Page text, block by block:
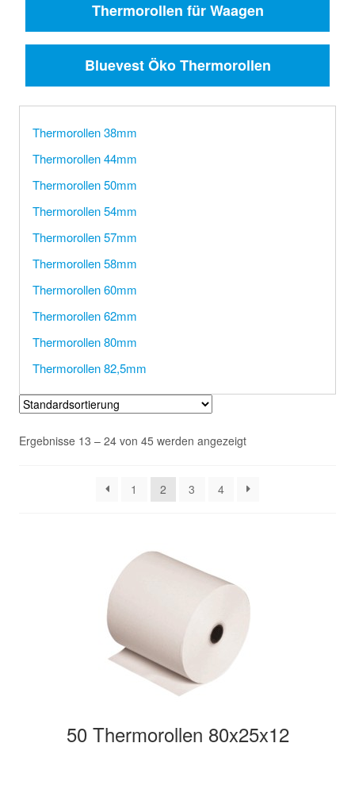
Thermorollen für Waagen
Bluevest Öko Thermorollen
Thermorollen 38mm
Thermorollen 44mm
Thermorollen 50mm
Thermorollen 54mm
Thermorollen 57mm
Thermorollen 58mm
Thermorollen 60mm
Thermorollen 62mm
Thermorollen 80mm
Thermorollen 82,5mm
Ergebnisse 13 – 24 von 45 werden angezeigt
1 2 3 4
50 Thermorollen 80x25x12